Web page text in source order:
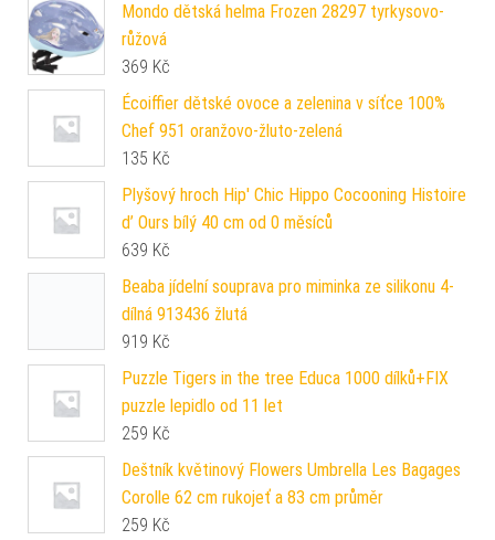
Mondo dětská helma Frozen 28297 tyrkysovo-
růžová
369 Kč
Écoiffier dětské ovoce a zelenina v síťce 100%
Chef 951 oranžovo-žluto-zelená
135 Kč
Plyšový hroch Hip' Chic Hippo Cocooning Histoire
d’ Ours bílý 40 cm od 0 měsíců
639 Kč
Beaba jídelní souprava pro miminka ze silikonu 4-
dílná 913436 žlutá
919 Kč
Puzzle Tigers in the tree Educa 1000 dílků+FIX
puzzle lepidlo od 11 let
259 Kč
Deštník květinový Flowers Umbrella Les Bagages
Corolle 62 cm rukojeť a 83 cm průměr
259 Kč